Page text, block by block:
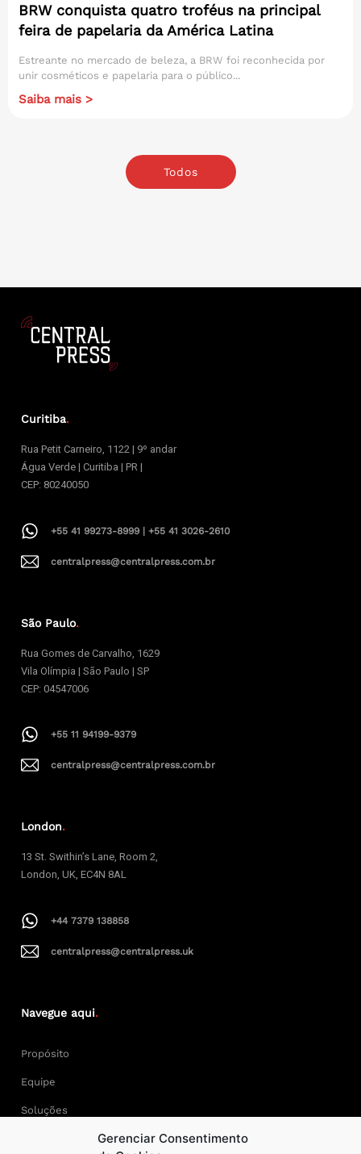
Gerenciar Consentimento
BRW conquista quatro troféus na principal
feira de papelaria da América Latina
Estreante no mercado de beleza, a BRW foi reconhecida por
unir cosméticos e papelaria para o público...
Saiba mais >
Todos
Curitiba.
Rua Petit Carneiro, 1122 | 9º andar
Água Verde | Curitiba | PR |
CEP: 80240050
+55 41 99273-8999 | +55 41 3026-2610
centralpress@centralpress.com.br
São Paulo.
Rua Gomes de Carvalho, 1629
Vila Olímpia | São Paulo | SP
CEP: 04547006
+55 11 94199-9379
centralpress@centralpress.com.br
London.
13 St. Swithin’s Lane, Room 2,
London, UK, EC4N 8AL
+44 7379 138858
centralpress@centralpress.uk
Navegue aqui.
Propósito
Equipe
Soluções